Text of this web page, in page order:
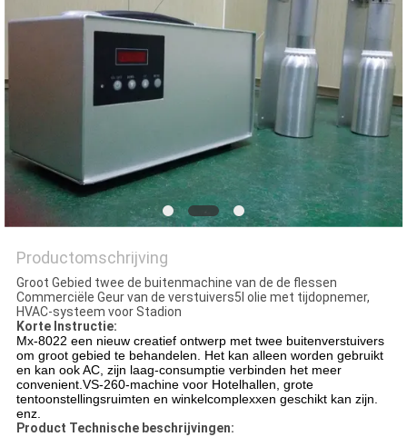
Productomschrijving
Groot Gebied twee de buitenmachine van de de flessen
Commerciële Geur van de verstuivers5l olie met tijdopnemer,
HVAC-systeem voor Stadion
Korte Instructie:
Mx-8022 een nieuw creatief ontwerp met twee buitenverstuivers
om groot gebied te behandelen. Het kan alleen worden gebruikt
en kan ook AC, zijn laag-consumptie verbinden het meer
convenient.VS-260-machine voor Hotelhallen, grote
tentoonstellingsruimten en winkelcomplexxen geschikt kan zijn.
enz.
Product Technische beschrijvingen: